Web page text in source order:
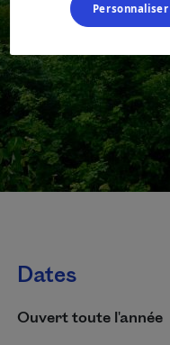
Dates
Ouvert toute l'année
Personnaliser